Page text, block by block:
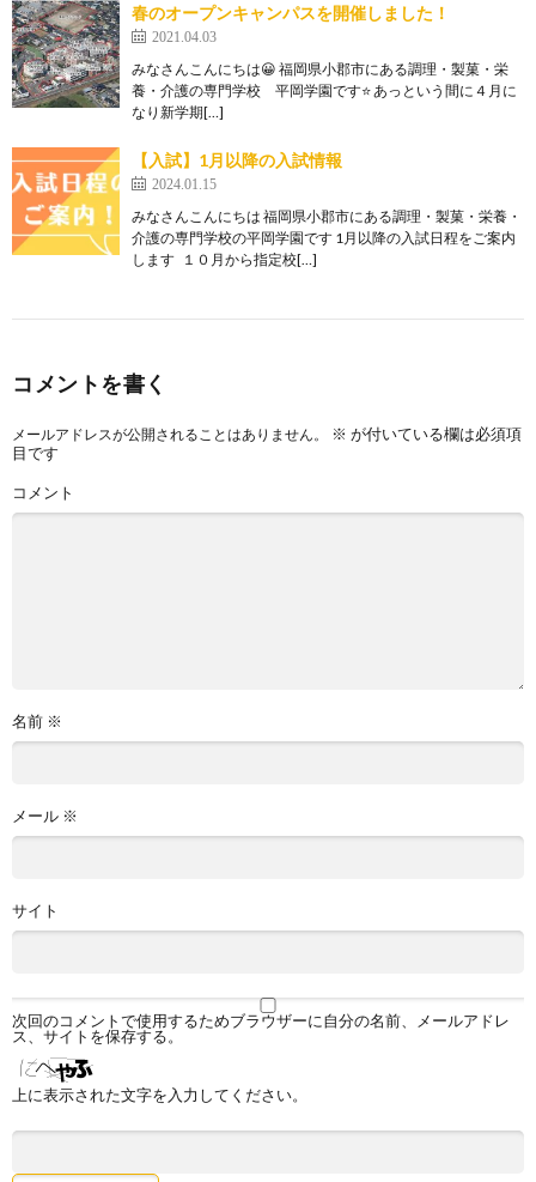
春のオープンキャンパスを開催しました！
2021.04.03
みなさんこんにちは😀 福岡県小郡市にある調理・製菓・栄
養・介護の専門学校 平岡学園です⭐ あっという間に４月に
なり新学期[…]
【入試】1月以降の入試情報
2024.01.15
みなさんこんにちは 福岡県小郡市にある調理・製菓・栄養・
介護の専門学校の平岡学園です 1月以降の入試日程をご案内
します １０月から指定校[…]
コメントを書く
メールアドレスが公開されることはありません。 ※ が付いている欄は必須項
目です
コメント
名前 ※
メール ※
サイト
次回のコメントで使用するためブラウザーに自分の名前、メールアドレ
ス、サイトを保存する。
上に表示された文字を入力してください。